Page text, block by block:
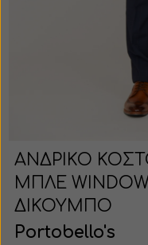
ΑΝΔΡΙΚΟ
ΜΠΛΕ
ΔΙΚΟΥΜΠΟ
Portobello's